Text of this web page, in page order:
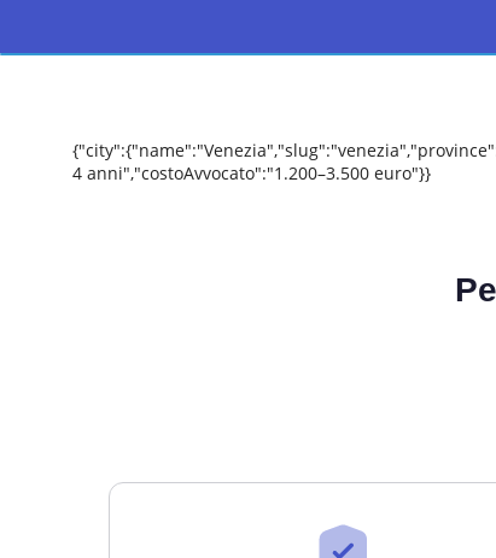
4 anni","costoAvvocato":"1.200–3.500 euro"}}